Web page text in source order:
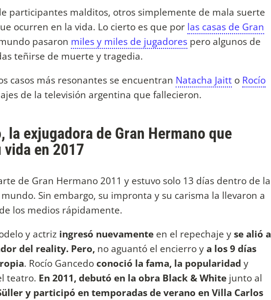
participantes malditos, otros simplemente de mala suerte
ocurren en la vida. Lo cierto es que por las casas de Gran
pasaron miles y miles de jugadores pero algunos de
teñirse de muerte y tragedia.
casos más resonantes se encuentran Natacha Jaitt o Rocío
de la televisión argentina que fallecieron.
la exjugadora de Gran Hermano que
en 2017
de Gran Hermano 2011 y estuvo solo 13 días dentro de la
Sin embargo, su impronta y su carisma la llevaron a
los medios rápidamente.
y actriz ingresó nuevamente en el repechaje yse alió a
del reality. Pero, no aguantó el encierro ya los 9 días
. Rocío Gancedo conoció la fama, la popularidad y
teatro. En 2011, debutó en la obra Black & White junto al
y participó en temporadas de verano en Villa Carlos